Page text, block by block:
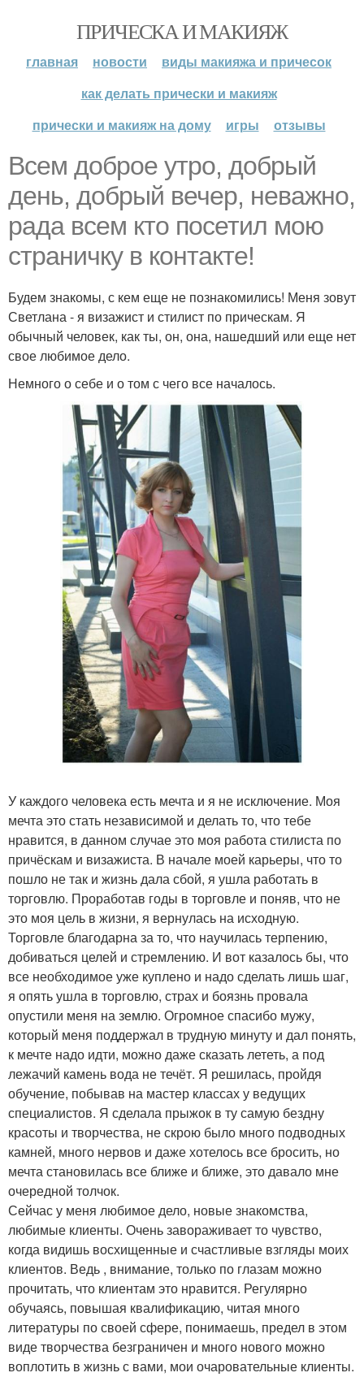
ПРИЧЕСКА И МАКИЯЖ
главная новости
виды макияжа и причесок
как делать прически и макияж
прически и макияж на дому
игры отзывы
Всем доброе утро, добрый
день, добрый вечер, неважно,
рада всем кто посетил мою
страничку в контакте!
Будем знакомы, с кем еще не познакомились! Меня зовут
Светлана - я визажист и стилист по прическам. Я
обычный человек, как ты, он, она, нашедший или еще нет
свое любимое дело.
Немного о себе и о том с чего все началось.
У каждого человека есть мечта и я не исключение. Моя
мечта это стать независимой и делать то, что тебе
нравится, в данном случае это моя работа стилиста по
причёскам и визажиста. В начале моей карьеры, что то
пошло не так и жизнь дала сбой, я ушла работать в
торговлю. Проработав годы в торговле и поняв, что не
это моя цель в жизни, я вернулась на исходную.
Торговле благодарна за то, что научилась терпению,
добиваться целей и стремлению. И вот казалось бы, что
все необходимое уже куплено и надо сделать лишь шаг,
я опять ушла в торговлю, страх и боязнь провала
опустили меня на землю. Огромное спасибо мужу,
который меня поддержал в трудную минуту и дал понять,
к мечте надо идти, можно даже сказать лететь, а под
лежачий камень вода не течёт. Я решилась, пройдя
обучение, побывав на мастер классах у ведущих
специалистов. Я сделала прыжок в ту самую бездну
красоты и творчества, не скрою было много подводных
камней, много нервов и даже хотелось все бросить, но
мечта становилась все ближе и ближе, это давало мне
очередной толчок.
Сейчас у меня любимое дело, новые знакомства,
любимые клиенты. Очень завораживает то чувство,
когда видишь восхищенные и счастливые взгляды моих
клиентов. Ведь , внимание, только по глазам можно
прочитать, что клиентам это нравится. Регулярно
обучаясь, повышая квалификацию, читая много
литературы по своей сфере, понимаешь, предел в этом
виде творчества безграничен и много нового можно
воплотить в жизнь с вами, мои очаровательные клиенты.